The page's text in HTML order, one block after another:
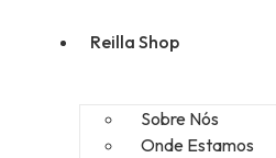
Reilla Shop
Sobre Nós
Onde Estamos